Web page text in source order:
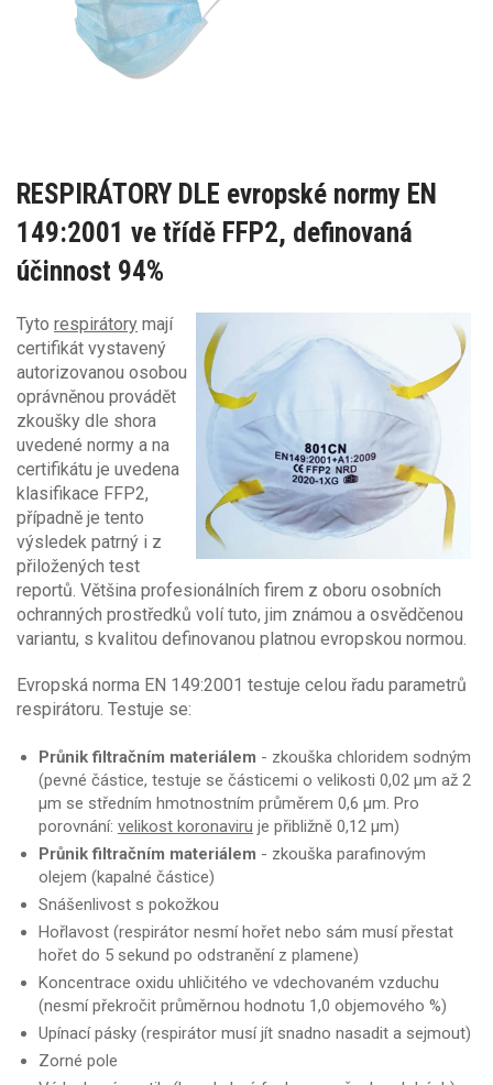
RESPIRÁTORY DLE evropské normy EN
149:2001 ve třídě FFP2, definovaná
účinnost 94%
Tyto respirátory mají
certifikát vystavený
autorizovanou osobou
oprávněnou provádět
zkoušky dle shora
uvedené normy a na
certifikátu je uvedena
klasifikace FFP2,
případně je tento
výsledek patrný i z
přiložených test
reportů. Většina profesionálních firem z oboru osobních
ochranných prostředků volí tuto, jim známou a osvědčenou
variantu, s kvalitou definovanou platnou evropskou normou.
Evropská norma EN 149:2001 testuje celou řadu parametrů
respirátoru. Testuje se:
Průnik filtračním materiálem - zkouška chloridem sodným
(pevné částice, testuje se částicemi o velikosti 0,02 μm až 2
μm se středním hmotnostním průměrem 0,6 μm. Pro
porovnání: velikost koronaviru je přibližně 0,12 μm)
Průnik filtračním materiálem - zkouška parafinovým
olejem (kapalné částice)
Snášenlivost s pokožkou
Hořlavost (respirátor nesmí hořet nebo sám musí přestat
hořet do 5 sekund po odstranění z plamene)
Koncentrace oxidu uhličitého ve vdechovaném vzduchu
(nesmí překročit průměrnou hodnotu 1,0 objemového %)
Upínací pásky (respirátor musí jít snadno nasadit a sejmout)
Zorné pole